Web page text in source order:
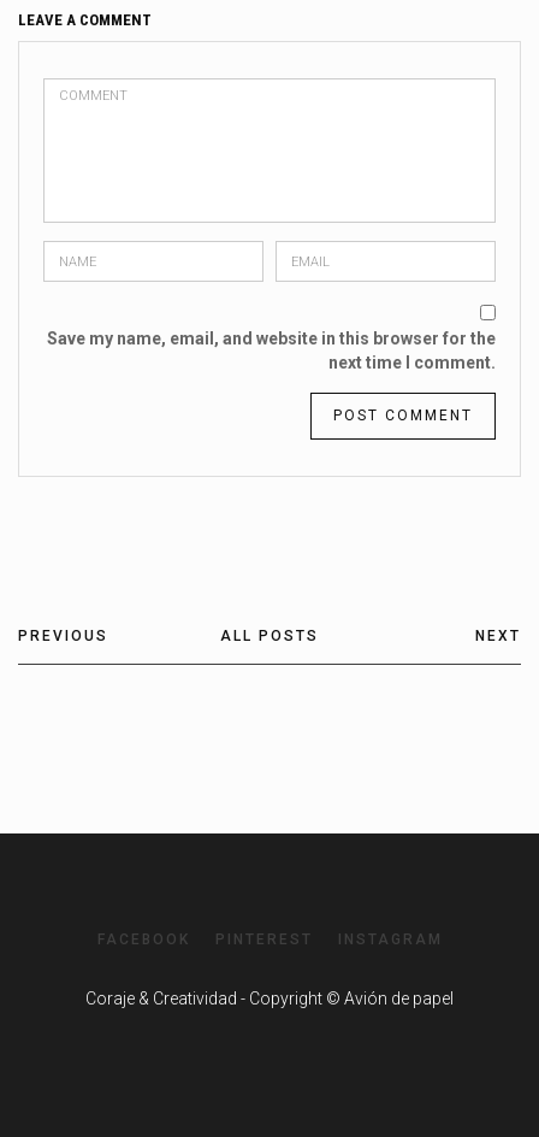
LEAVE A COMMENT
Save my name, email, and website in this browser for the
next time I comment.
PREVIOUS ALL POSTS NEXT
FACEBOOK PINTEREST INSTAGRAM
Coraje & Creatividad - Copyright © Avión de papel